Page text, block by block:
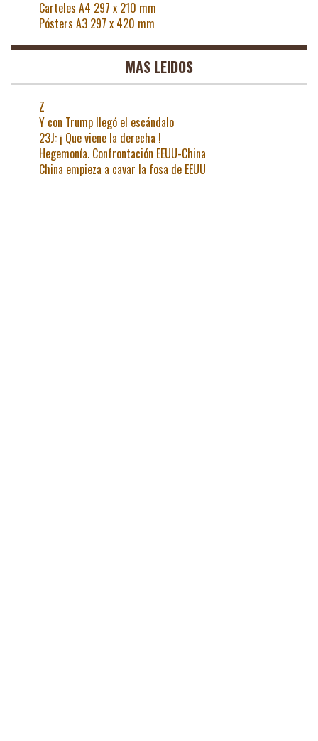
Carteles A4 297 x 210 mm
Pósters A3 297 x 420 mm
MAS LEIDOS
Z
Y con Trump llegó el escándalo
23J: ¡ Que viene la derecha !
Hegemonía. Confrontación EEUU-China
China empieza a cavar la fosa de EEUU